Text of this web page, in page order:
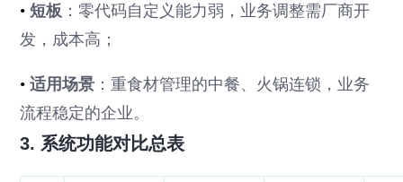
•短板 ：零代码自定义能力弱，业务调整需厂商开
发，成本高；
•适用场景 ：重食材管理的中餐、火锅连锁，业务
流程稳定的企业。
3. 系统功能对比总表